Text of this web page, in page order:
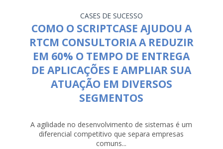
CASES DE SUCESSO
COMO O SCRIPTCASE AJUDOU A
RTCM CONSULTORIA A REDUZIR
EM 60% O TEMPO DE ENTREGA
DE APLICAÇÕES E AMPLIAR SUA
ATUAÇÃO EM DIVERSOS
SEGMENTOS
A agilidade no desenvolvimento de sistemas é um
diferencial competitivo que separa empresas
comuns...